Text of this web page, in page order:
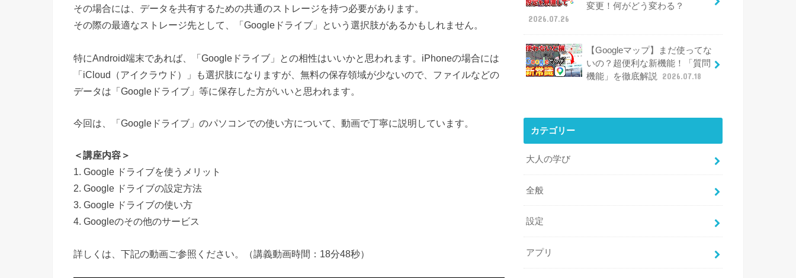
その場合には、データを共有するための共通のストレージを持つ必要があります。
その際の最適なストレージ先として、「Googleドライブ」という選択肢があるかもしれません。
特にAndroid端末であれば、「Googleドライブ」との相性はいいかと思われます。iPhoneの場合には
「iCloud（アイクラウド）」も選択肢になりますが、無料の保存領域が少ないので、ファイルなどの
データは「Googleドライブ」等に保存した方がいいと思われます。
今回は、「Googleドライブ」のパソコンでの使い方について、動画で丁寧に説明しています。
＜講座内容＞
1. Google ドライブを使うメリット
2. Google ドライブの設定方法
3. Google ドライブの使い方
4. Googleのその他のサービス
詳しくは、下記の動画ご参照ください。（講義動画時間：18分48秒）
変更！何がどう変わる？
2026.07.26
【Googleマップ】まだ使ってな
いの？超便利な新機能！「質問
機能」を徹底解説
2026.07.18
カテゴリー
大人の学び
全般
設定
アプリ